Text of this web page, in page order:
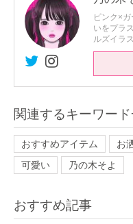
ピンク×
いをプラ
ルズイラ
関連するキーワー
おすすめアイテム お
可愛い
乃の木そよ
おすすめ記事